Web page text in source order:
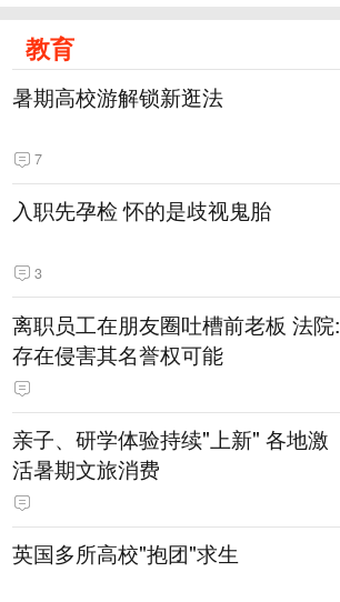
教育
暑期高校游解锁新逛法
7
入职先孕检 怀的是歧视鬼胎
3
离职员工在朋友圈吐槽前老板 法院:
存在侵害其名誉权可能
亲子、研学体验持续"上新" 各地激
活暑期文旅消费
英国多所高校"抱团"求生